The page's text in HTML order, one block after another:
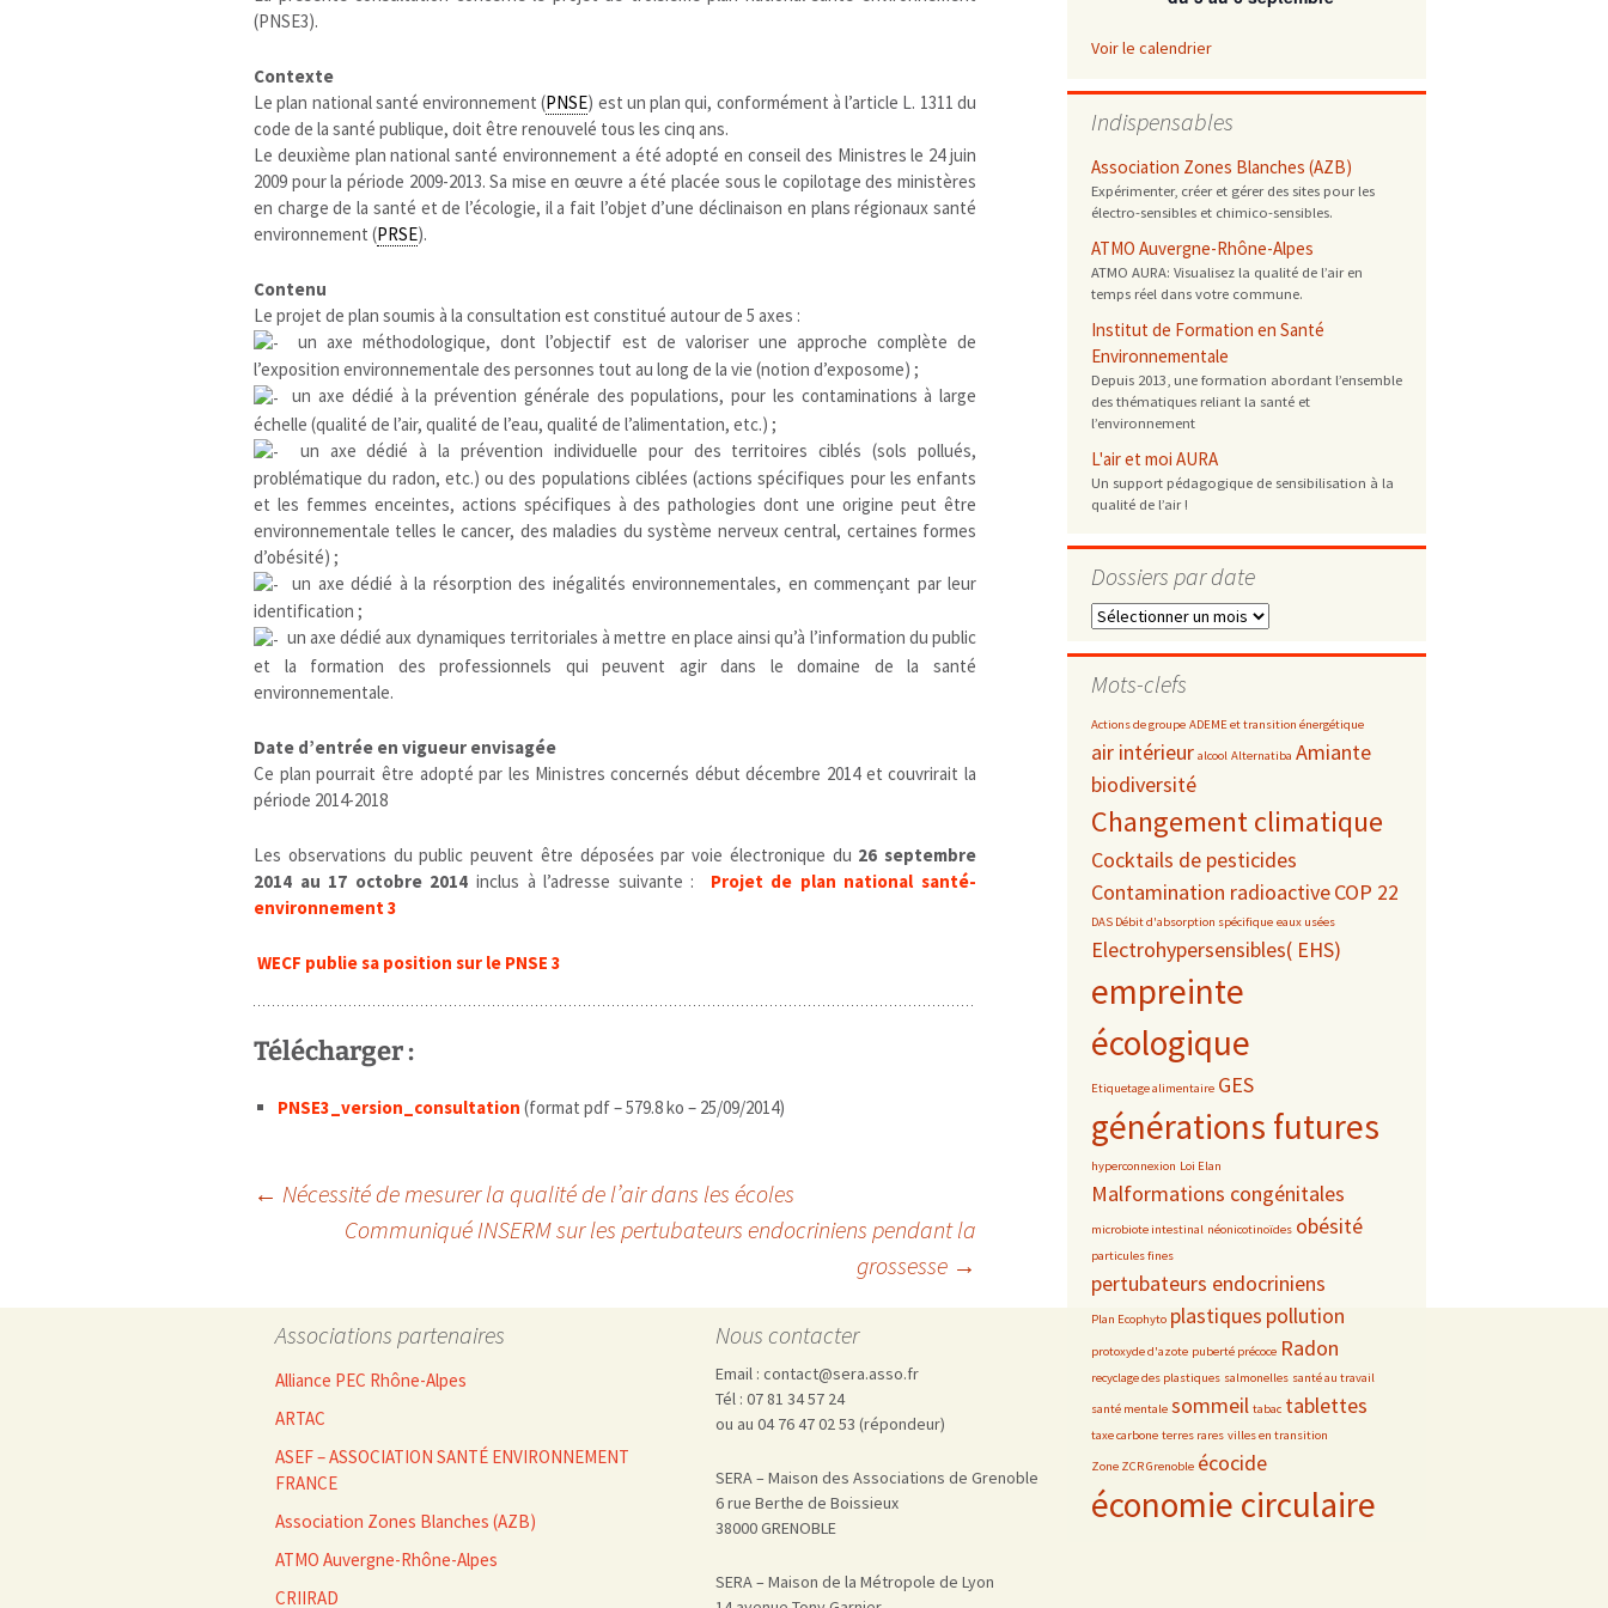
modes de conservation et de cuisson
Changements climatiques
Contamination infectieuse
Contaminations chimiques
cancérigène / mutagène / reprotoxique
métaux lourds et autres
Déchets
économie circulaire
Décisions politiques et juridiques
renouvelables / transition énergétique
Environnement numérique
Études scientifiques
épidémiologique
rapport économique
toxicologique
Jurisprudence
Logement
Modes de comportement
offre de soins
Petite enfance
Pharmacovigilance, produits et
Population à risque
adolescents
femmes enceintes / enfants
ionisants
Sommeil
environnement industriel
nanotechnologies
Tourisme
Transports
(PNSE3).
Contexte
Le plan national santé environnement (PNSE) est un plan qui, conformément à l’article L. 1311 du
code de la santé publique, doit être renouvelé tous les cinq ans.
Le deuxième plan national santé environnement a été adopté en conseil des Ministres le 24 juin
2009 pour la période 2009-2013. Sa mise en œuvre a été placée sous le copilotage des ministères
en charge de la santé et de l’écologie, il a fait l’objet d’une déclinaison en plans régionaux santé
environnement (PRSE).
Contenu
Le projet de plan soumis à la consultation est constitué autour de 5 axes :
un axe méthodologique, dont l’objectif est de valoriser une approche complète de
l’exposition environnementale des personnes tout au long de la vie (notion d’exposome) ;
un axe dédié à la prévention générale des populations, pour les contaminations à large
échelle (qualité de l’air, qualité de l’eau, qualité de l’alimentation, etc.) ;
un axe dédié à la prévention individuelle pour des territoires ciblés (sols pollués,
problématique du radon, etc.) ou des populations ciblées (actions spécifiques pour les enfants
et les femmes enceintes, actions spécifiques à des pathologies dont une origine peut être
environnementale telles le cancer, des maladies du système nerveux central, certaines formes
d’obésité) ;
un axe dédié à la résorption des inégalités environnementales, en commençant par leur
identification ;
un axe dédié aux dynamiques territoriales à mettre en place ainsi qu’à l’information du public
et la formation des professionnels qui peuvent agir dans le domaine de la santé
environnementale.
Date d’entrée en vigueur envisagée
Ce plan pourrait être adopté par les Ministres concernés début décembre 2014 et couvrirait la
période 2014-2018
Les observations du public peuvent être déposées par voie électronique du 26 septembre
2014 au 17 octobre 2014 inclus à l’adresse suivante : Projet de plan national santé-
environnement 3
WECF publie sa position sur le PNSE 3
Télécharger :
PNSE3_version_consultation (format pdf – 579.8 ko – 25/09/2014)
Navigation
← Nécessité de mesurer la qualité de l’air dans les écoles
Communiqué INSERM sur les pertubateurs endocriniens pendant la
grossesse →
Voir le calendrier
Indispensables
Association Zones Blanches (AZB)
Expérimenter, créer et gérer des sites pour les
électro-sensibles et chimico-sensibles.
ATMO Auvergne-Rhône-Alpes
ATMO AURA: Visualisez la qualité de l’air en
temps réel dans votre commune.
Institut de Formation en Santé
Environnementale
Depuis 2013, une formation abordant l’ensemble
des thématiques reliant la santé et
l’environnement
L'air et moi AURA
Un support pédagogique de sensibilisation à la
qualité de l’air !
Dossiers par date
Dossiers
date
Mots-clefs
Actions de groupe ADEME et transition énergétique
air intérieur alcool Alternatiba Amiante
biodiversité
Changement climatique
Cocktails de pesticides
Contamination radioactiveCOP 22
DAS Débit d'absorption spécifique eaux usées
Electrohypersensibles( EHS)
empreinte
écologique
Etiquetage alimentaire GES
générations futures
hyperconnexion Loi Elan
Malformations congénitales
microbiote intestinal néonicotinoïdes obésité
particules fines
pertubateurs endocriniens
Plan Ecophyto plastiques pollution
protoxyde d'azote puberté précoce Radon
recyclage des plastiques salmonelles santé au travail
santé mentale sommeil tabac tablettes
taxe carbone terres rares villes en transition
Zone ZCR Grenoble écocide
économie circulaire
Associations partenaires
Alliance PEC Rhône-Alpes
ARTAC
ASEF – ASSOCIATION SANTÉ ENVIRONNEMENT
FRANCE
Association Zones Blanches (AZB)
ATMO Auvergne-Rhône-Alpes
CRIIRAD
Nous contacter
Email : contact@sera.asso.fr
Tél : 07 81 34 57 24
ou au 04 76 47 02 53 (répondeur)
SERA – Maison des Associations de Grenoble
6 rue Berthe de Boissieux
38000 GRENOBLE
SERA – Maison de la Métropole de Lyon